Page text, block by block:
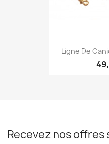
Ligne De
Recevez nos offres